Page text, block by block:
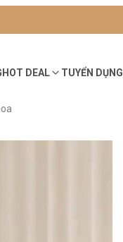
HOT DEAL TUYỂN DỤNG